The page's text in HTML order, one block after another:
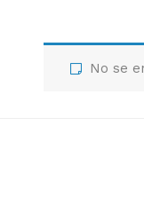
No se